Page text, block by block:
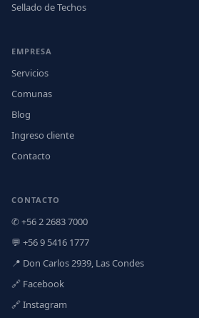
Sellado de Techos
EMPRESA
Servicios
Comunas
Blog
Ingreso cliente
Contacto
CONTACTO
✆ +56 2 2683 7000
💬 +56 9 5416 1777
📍 Don Carlos 2939, Las Condes
🔗 Facebook
🔗 Instagram